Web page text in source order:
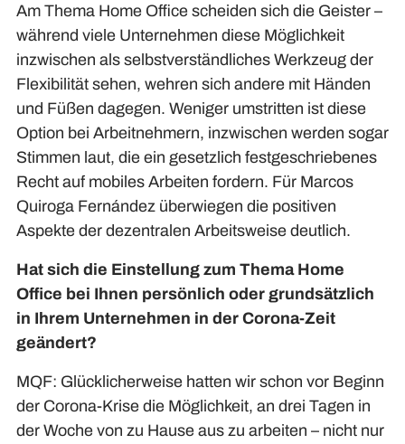
Am Thema Home Office scheiden sich die Geister –
während viele Unternehmen diese Möglichkeit
inzwischen als selbstverständliches Werkzeug der
Flexibilität sehen, wehren sich andere mit Händen
und Füßen dagegen. Weniger umstritten ist diese
Option bei Arbeitnehmern, inzwischen werden sogar
Stimmen laut, die ein gesetzlich festgeschriebenes
Recht auf mobiles Arbeiten fordern. Für Marcos
Quiroga Fernández überwiegen die positiven
Aspekte der dezentralen Arbeitsweise deutlich.
Hat sich die Einstellung zum Thema Home
Office bei Ihnen persönlich oder grundsätzlich
in Ihrem Unternehmen in der Corona-Zeit
geändert?
MQF: Glücklicherweise hatten wir schon vor Beginn
der Corona-Krise die Möglichkeit, an drei Tagen in
der Woche von zu Hause aus zu arbeiten – nicht nur